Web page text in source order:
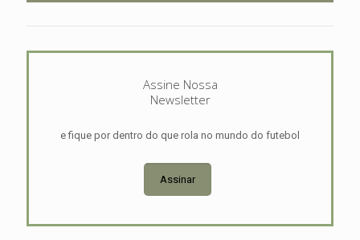
Assine Nossa
Newsletter
e fique por dentro do que rola no mundo do futebol
Assinar